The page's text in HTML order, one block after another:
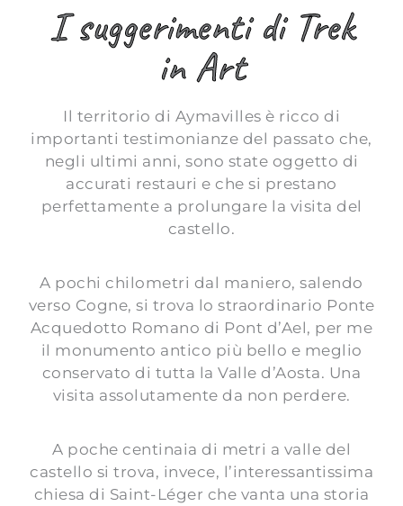
I suggerimenti di Trek
in Art
Il territorio di Aymavilles è ricco di
importanti testimonianze del passato che,
negli ultimi anni, sono state oggetto di
accurati restauri e che si prestano
perfettamente a prolungare la visita del
castello.
A pochi chilometri dal maniero, salendo
verso Cogne, si trova lo straordinario Ponte
Acquedotto Romano di Pont d’Ael, per me
il monumento antico più bello e meglio
conservato di tutta la Valle d’Aosta. Una
visita assolutamente da non perdere.
A poche centinaia di metri a valle del
castello si trova, invece, l’interessantissima
chiesa di Saint-Léger che vanta una storia